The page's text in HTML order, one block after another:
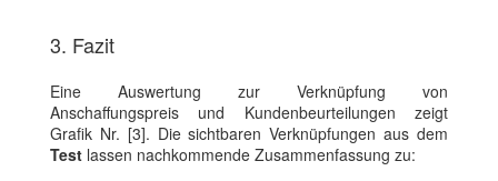
3. Fazit
Eine Auswertung zur Verknüpfung von
Anschaffungspreis und Kundenbeurteilungen zeigt
Grafik Nr. [3]. Die sichtbaren Verknüpfungen aus dem
Test lassen nachkommende Zusammenfassung zu: